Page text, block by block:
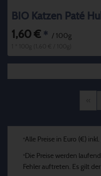
BIO Katzen Paté
1,60 € * / 100g
*Alle Preise in Euro (€)
* Die Preise werden
Fehler auftreten. Es gilt der